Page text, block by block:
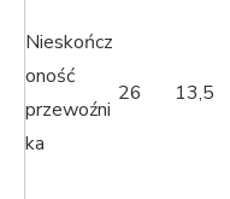
Nieskończ
oność
przewoźni
ka
26 13,5